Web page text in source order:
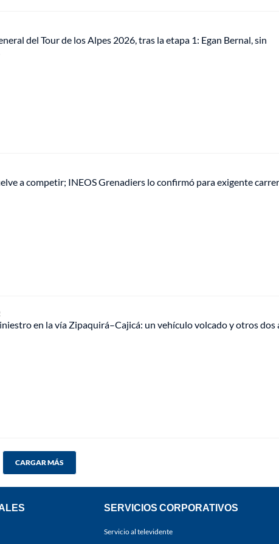
del Tour de los Alpes 2026, tras la etapa 1: Egan Bernal, sin
a competir; INEOS Grenadiers lo confirmó para exigente
en la vía Zipaquirá–Cajicá: un vehículo volcado y otros dos
CARGAR MÁS
SERVICIOS CORPORATIVOS
Servicio al televidente